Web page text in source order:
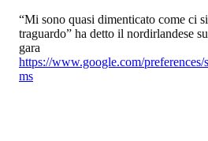
“Mi sono quasi dimenticato come ci
traguardo” ha detto il nordirlandese
gara
https://www.google.com/
ms